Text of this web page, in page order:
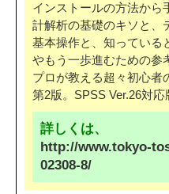
インストールの方法から
計解析の基礎のキソと、
基本操作と、知っている
やもう一歩進むための参
プロが教える超々初心者
第2版。SPSS Ver.26対応
詳しくは、
http://www.tokyo-
02308-8/